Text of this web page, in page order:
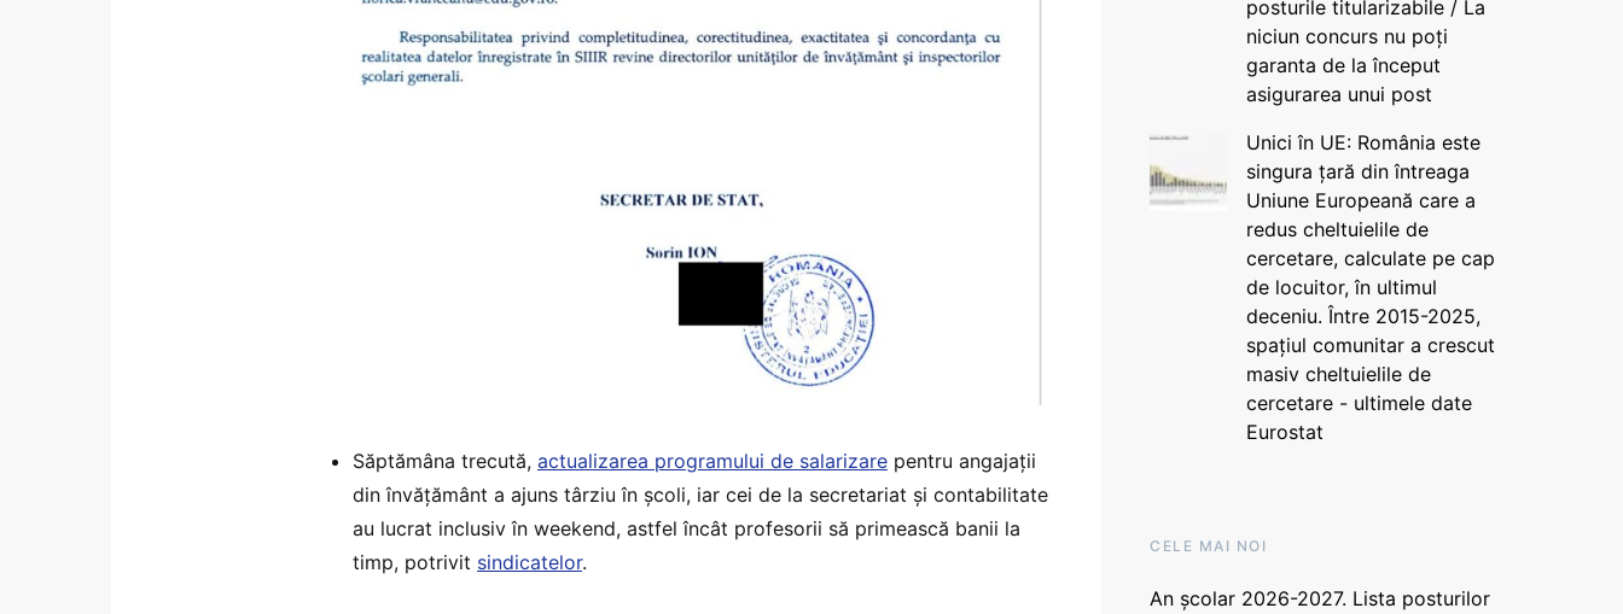
Săptămâna trecută, actualizarea programului de salarizare pentru angajații
din învățământ a ajuns târziu în școli, iar cei de la secretariat și contabilitate
au lucrat inclusiv în weekend, astfel încât profesorii să primească banii la
timp, potrivit sindicatelor.
posturile titularizabile / La
niciun concurs nu poți
garanta de la început
asigurarea unui post
Unici în UE: România este
singura țară din întreaga
Uniune Europeană care a
redus cheltuielile de
cercetare, calculate pe cap
de locuitor, în ultimul
deceniu. Între 2015-2025,
spațiul comunitar a crescut
masiv cheltuielile de
cercetare - ultimele date
Eurostat
CELE MAI NOI
An școlar 2026-2027. Lista posturilor